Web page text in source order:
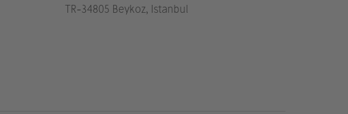
TR-34805 Beykoz, Istanbul